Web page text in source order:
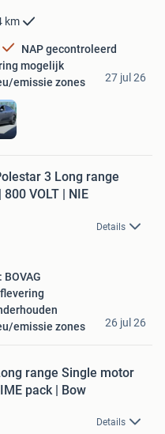
km
NAP gecontroleerd
mogelijk
emissie zones
27 jul 26
3 Long range
VOLT | NIE
Details
emissie zones
26 jul 26
range Single motor
pack | Bow
Details